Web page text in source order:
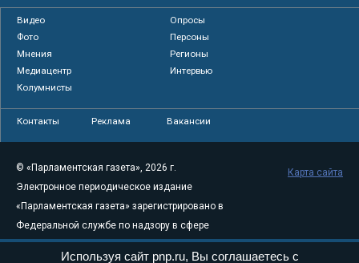
Видео
Опросы
Фото
Персоны
Мнения
Регионы
Медиацентр
Интервью
Колумнисты
Контакты Реклама Вакансии
© «Парламентская газета», 2026 г.
Электронное периодическое издание
«Парламентская газета» зарегистрировано в
Федеральной службе по надзору в сфере
связи, информационных технологий и
Карта сайта
Используя сайт pnp.ru, Вы соглашаетесь с